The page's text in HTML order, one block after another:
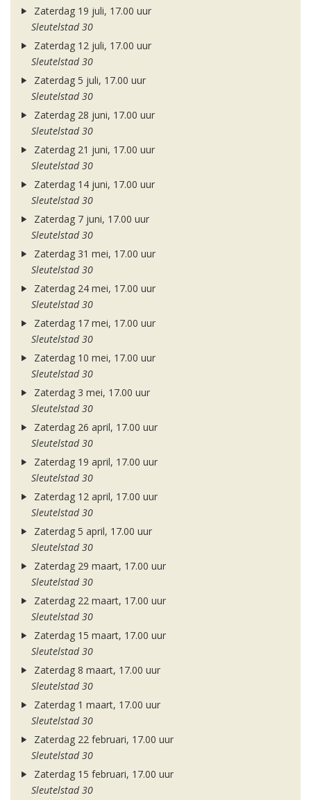
Zaterdag 19 juli, 17.00 uur
Sleutelstad 30
Zaterdag 12 juli, 17.00 uur
Sleutelstad 30
Zaterdag 5 juli, 17.00 uur
Sleutelstad 30
Zaterdag 28 juni, 17.00 uur
Sleutelstad 30
Zaterdag 21 juni, 17.00 uur
Sleutelstad 30
Zaterdag 14 juni, 17.00 uur
Sleutelstad 30
Zaterdag 7 juni, 17.00 uur
Sleutelstad 30
Zaterdag 31 mei, 17.00 uur
Sleutelstad 30
Zaterdag 24 mei, 17.00 uur
Sleutelstad 30
Zaterdag 17 mei, 17.00 uur
Sleutelstad 30
Zaterdag 10 mei, 17.00 uur
Sleutelstad 30
Zaterdag 3 mei, 17.00 uur
Sleutelstad 30
Zaterdag 26 april, 17.00 uur
Sleutelstad 30
Zaterdag 19 april, 17.00 uur
Sleutelstad 30
Zaterdag 12 april, 17.00 uur
Sleutelstad 30
Zaterdag 5 april, 17.00 uur
Sleutelstad 30
Zaterdag 29 maart, 17.00 uur
Sleutelstad 30
Zaterdag 22 maart, 17.00 uur
Sleutelstad 30
Zaterdag 15 maart, 17.00 uur
Sleutelstad 30
Zaterdag 8 maart, 17.00 uur
Sleutelstad 30
Zaterdag 1 maart, 17.00 uur
Sleutelstad 30
Zaterdag 22 februari, 17.00 uur
Sleutelstad 30
Zaterdag 15 februari, 17.00 uur
Sleutelstad 30